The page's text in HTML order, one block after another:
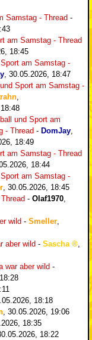
Samstag - Thread -
am Samstag - Thread
18:45
am Samstag -
30.05.2026, 18:47
Sport am Samstag -
und Sport am
- Thread - DomJay
18:49
am Samstag - Thread
18:44
am Samstag -
30.05.2026, 18:45
- Olaf1970
wild - Smeller
aber wild - Sascha
war aber wild -
18:18
30.05.2026, 19:06
18:35
18:22